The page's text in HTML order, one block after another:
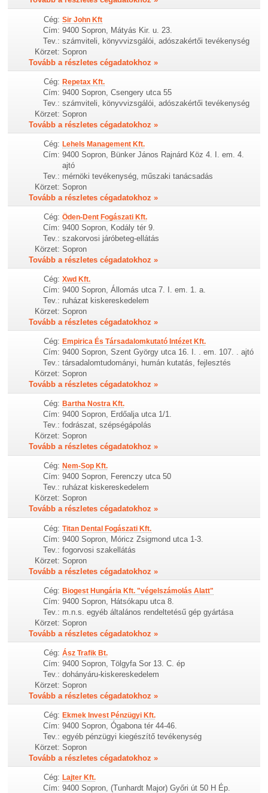
Cég: Sir John Kft
Cím: 9400 Sopron, Mátyás Kir. u. 23.
Tev.: számviteli, könyvvizsgálói, adószakértői tevékenység
Körzet: Sopron
Tovább a részletes cégadatokhoz »
Cég: Repetax Kft.
Cím: 9400 Sopron, Csengery utca 55
Tev.: számviteli, könyvvizsgálói, adószakértői tevékenység
Körzet: Sopron
Tovább a részletes cégadatokhoz »
Cég: Lehels Management Kft.
Cím: 9400 Sopron, Bünker János Rajnárd Köz 4. I. em. 4.
ajtó
Tev.: mérnöki tevékenység, műszaki tanácsadás
Körzet: Sopron
Tovább a részletes cégadatokhoz »
Cég: Öden-Dent Fogászati Kft.
Cím: 9400 Sopron, Kodály tér 9.
Tev.: szakorvosi járóbeteg-ellátás
Körzet: Sopron
Tovább a részletes cégadatokhoz »
Cég: Xwd Kft.
Cím: 9400 Sopron, Állomás utca 7. I. em. 1. a.
Tev.: ruházat kiskereskedelem
Körzet: Sopron
Tovább a részletes cégadatokhoz »
Cég: Empirica És Társadalomkutató Intézet Kft.
Cím: 9400 Sopron, Szent György utca 16. I. . em. 107. . ajtó
Tev.: társadalomtudományi, humán kutatás, fejlesztés
Körzet: Sopron
Tovább a részletes cégadatokhoz »
Cég: Bartha Nostra Kft.
Cím: 9400 Sopron, Erdőalja utca 1/1.
Tev.: fodrászat, szépségápolás
Körzet: Sopron
Tovább a részletes cégadatokhoz »
Cég: Nem-Sop Kft.
Cím: 9400 Sopron, Ferenczy utca 50
Tev.: ruházat kiskereskedelem
Körzet: Sopron
Tovább a részletes cégadatokhoz »
Cég: Titan Dental Fogászati Kft.
Cím: 9400 Sopron, Móricz Zsigmond utca 1-3.
Tev.: fogorvosi szakellátás
Körzet: Sopron
Tovább a részletes cégadatokhoz »
Cég: Biogest Hungária Kft. "végelszámolás Alatt"
Cím: 9400 Sopron, Hátsókapu utca 8.
Tev.: m.n.s. egyéb általános rendeltetésű gép gyártása
Körzet: Sopron
Tovább a részletes cégadatokhoz »
Cég: Ász Trafik Bt.
Cím: 9400 Sopron, Tölgyfa Sor 13. C. ép
Tev.: dohányáru-kiskereskedelem
Körzet: Sopron
Tovább a részletes cégadatokhoz »
Cég: Ekmek Invest Pénzügyi Kft.
Cím: 9400 Sopron, Ógabona tér 44-46.
Tev.: egyéb pénzügyi kiegészítő tevékenység
Körzet: Sopron
Tovább a részletes cégadatokhoz »
Cég: Lajter Kft.
Cím: 9400 Sopron, (Tunhardt Major) Győri út 50 H Ép.